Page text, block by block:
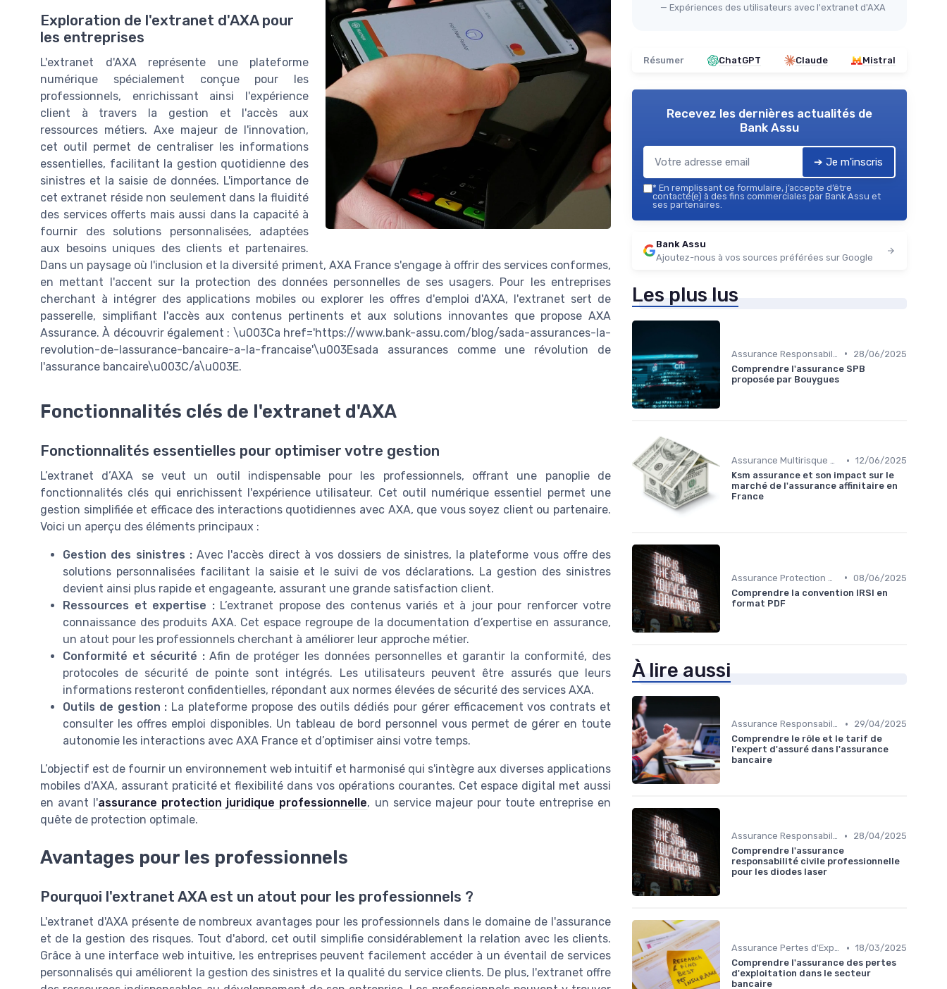
Exploration de l'extranet d'AXA pour
les entreprises
L'extranet d'AXA représente une plateforme
numérique spécialement conçue pour les
professionnels, enrichissant ainsi l'expérience
client à travers la gestion et l'accès aux
ressources métiers. Axe majeur de l'innovation,
cet outil permet de centraliser les informations
essentielles, facilitant la gestion quotidienne des
sinistres et la saisie de données. L'importance de
cet extranet réside non seulement dans la fluidité
des services offerts mais aussi dans la capacité à
fournir des solutions personnalisées, adaptées
aux besoins uniques des clients et partenaires.
Dans un paysage où l'inclusion et la diversité priment, AXA France s'engage à offrir des services conformes,
en mettant l'accent sur la protection des données personnelles de ses usagers. Pour les entreprises
cherchant à intégrer des applications mobiles ou explorer les offres d'emploi d'AXA, l'extranet sert de
passerelle, simplifiant l'accès aux contenus pertinents et aux solutions innovantes que propose AXA
Assurance. À découvrir également : \u003Ca href='https://www.bank-assu.com/blog/sada-assurances-la-
revolution-de-lassurance-bancaire-a-la-francaise'\u003Esada assurances comme une révolution de
l'assurance bancaire\u003C/a\u003E.
Fonctionnalités clés de l'extranet d'AXA
Fonctionnalités essentielles pour optimiser votre gestion
L’extranet d’AXA se veut un outil indispensable pour les professionnels, offrant une panoplie de
fonctionnalités clés qui enrichissent l'expérience utilisateur. Cet outil numérique essentiel permet une
gestion simplifiée et efficace des interactions quotidiennes avec AXA, que vous soyez client ou partenaire.
Voici un aperçu des éléments principaux :
Gestion des sinistres :Avec l'accès direct à vos dossiers de sinistres, la plateforme vous offre des
solutions personnalisées facilitant la saisie et le suivi de vos déclarations. La gestion des sinistres
devient ainsi plus rapide et engageante, assurant une grande satisfaction client.
Ressources et expertise :L’extranet propose des contenus variés et à jour pour renforcer votre
connaissance des produits AXA. Cet espace regroupe de la documentation d’expertise en assurance,
un atout pour les professionnels cherchant à améliorer leur approche métier.
Conformité et sécurité :Afin de protéger les données personnelles et garantir la conformité, des
protocoles de sécurité de pointe sont intégrés. Les utilisateurs peuvent être assurés que leurs
informations resteront confidentielles, répondant aux normes élevées de sécurité des services AXA.
Outils de gestion : La plateforme propose des outils dédiés pour gérer efficacement vos contrats et
consulter les offres emploi disponibles. Un tableau de bord personnel vous permet de gérer en toute
autonomie les interactions avec AXA France et d’optimiser ainsi votre temps.
L’objectif est de fournir un environnement web intuitif et harmonisé qui s'intègre aux diverses applications
mobiles d'AXA, assurant praticité et flexibilité dans vos opérations courantes. Cet espace digital met aussi
en avant l'assurance protection juridique professionnelle, un service majeur pour toute entreprise en
quête de protection optimale.
Avantages pour les professionnels
Pourquoi l'extranet AXA est un atout pour les professionnels ?
L'extranet d'AXA présente de nombreux avantages pour les professionnels dans le domaine de l'assurance
et de la gestion des risques. Tout d'abord, cet outil simplifie considérablement la relation avec les clients.
Grâce à une interface web intuitive, les entreprises peuvent facilement accéder à un éventail de services
personnalisés qui améliorent la gestion des sinistres et la qualité du service clients. De plus, l'extranet offre
— Expériences des utilisateurs avec l'extranet d'AXA
Résumer ChatGPT Claude Mistral
Recevez les dernières actualités de
Bank Assu
➔ Je m'inscris
* En remplissant ce formulaire, j’accepte d’être
contacté(e) à des fins commerciales par Bank Assu et
ses partenaires.
Bank Assu
Ajoutez-nous à vos sources préférées sur Google
Les plus lus
•
28/06/2025
Comprendre l'assurance SPB
proposée par Bouygues
Assurance Multirisque Professionnelle • 12/06/2025
Ksm assurance et son impact sur le
marché de l'assurance affinitaire en
France
• 08/06/2025
Comprendre la convention IRSI en
format PDF
À lire aussi
Assurance Responsabilité Civile Professionnelle •
29/04/2025
Comprendre le rôle et le tarif de
l'expert d'assuré dans l'assurance
bancaire
Assurance Responsabilité Civile Professionnelle •
28/04/2025
Comprendre l'assurance
responsabilité civile professionnelle
pour les diodes laser
Assurance Pertes d'Exploitation • 18/03/2025
Comprendre l'assurance des pertes
d'exploitation dans le secteur
bancaire